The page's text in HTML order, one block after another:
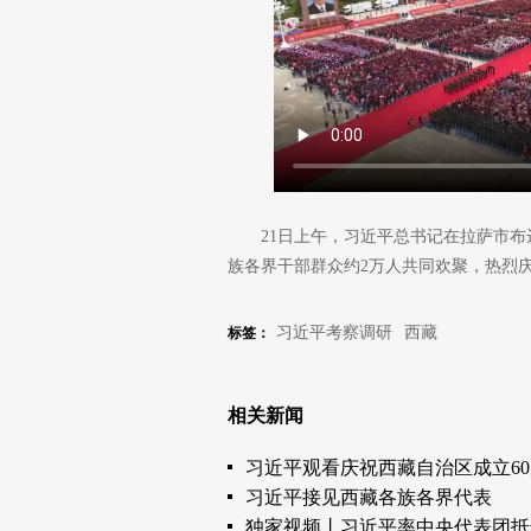
21日上午，习近平总书记在拉萨市
族各界干部群众约2万人共同欢聚，热烈
标签： 习近平考察调研 西藏
相关新闻
习近平观看庆祝西藏自治区成立
习近平接见西藏各族各界代表
独家视频丨习近平率中央代表团